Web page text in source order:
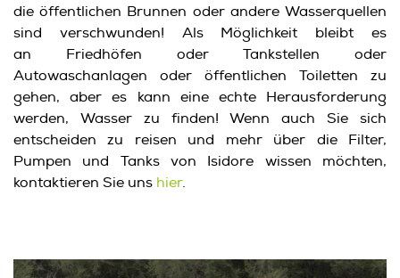
die öffentlichen Brunnen oder andere Wasserquellen
sind verschwunden! Als Möglichkeit bleibt es
an Friedhöfen oder Tankstellen oder
Autowaschanlagen oder öffentlichen Toiletten zu
gehen, aber es kann eine echte Herausforderung
werden, Wasser zu finden! Wenn auch Sie sich
entscheiden zu reisen und mehr über die Filter,
Pumpen und Tanks von Isidore wissen möchten,
kontaktieren Sie uns hier.